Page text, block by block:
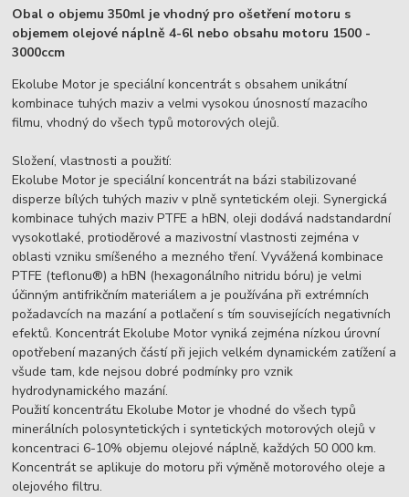
Obal o objemu 350ml je vhodný pro ošetření motoru s
objemem olejové náplně 4-6l nebo obsahu motoru 1500 -
3000ccm
Ekolube Motor je speciální koncentrát s obsahem unikátní
kombinace tuhých maziv a velmi vysokou únosností mazacího
filmu, vhodný do všech typů motorových olejů.
Složení, vlastnosti a použití:
Ekolube Motor je speciální koncentrát na bázi stabilizované
disperze bílých tuhých maziv v plně syntetickém oleji. Synergická
kombinace tuhých maziv PTFE a hBN, oleji dodává nadstandardní
vysokotlaké, protioděrové a mazivostní vlastnosti zejména v
oblasti vzniku smíšeného a mezného tření. Vyvážená kombinace
PTFE (teflonu®) a hBN (hexagonálního nitridu bóru) je velmi
účinným antifrikčním materiálem a je používána při extrémních
požadavcích na mazání a potlačení s tím souvisejících negativních
efektů. Koncentrát Ekolube Motor vyniká zejména nízkou úrovní
opotřebení mazaných částí při jejich velkém dynamickém zatížení a
všude tam, kde nejsou dobré podmínky pro vznik
hydrodynamického mazání.
Použití koncentrátu Ekolube Motor je vhodné do všech typů
minerálních polosyntetických i syntetických motorových olejů v
koncentraci 6-10% objemu olejové náplně, každých 50 000 km.
Koncentrát se aplikuje do motoru při výměně motorového oleje a
olejového filtru.